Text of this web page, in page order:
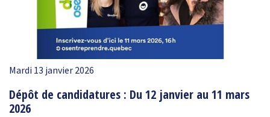
Mardi 13 janvier 2026
Dépôt de candidatures : Du 12 janvier au 11 mars
2026